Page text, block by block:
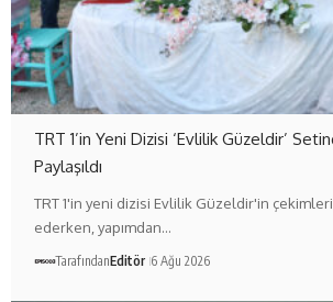
TRT 1’in Yeni Dizisi ‘Evlilik Güzeldir’
Paylaşıldı
TRT 1'in yeni dizisi Evlilik Güzeldir'in çekimleri
ederken, yapımdan…
TarafındanEditör 6 Ağu 2026